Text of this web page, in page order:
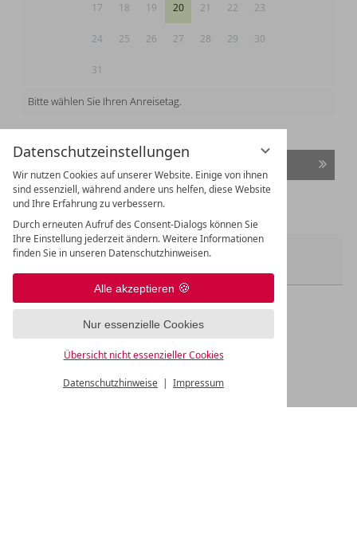
Datenschutzeinstellungen
Wir nutzen Cookies auf unserer Website. Einige von ihnen
sind essenziell, während andere uns helfen, diese Website
und Ihre Erfahrung zu verbessern.
Durch erneuten Aufruf des Consent-Dialogs können Sie
Ihre Einstellung jederzeit ändern. Weitere Informationen
finden Sie in unseren Datenschutzhinweisen.
Alle akzeptieren
Nur essenzielle Cookies
Übersicht nicht essenzieller Cookies
Datenschutzhinweise Impressum
17 18 19 20 21 22 23
24 25 26 27 28 29 30
31
Bitte wählen Sie Ihren Anreisetag.
Zimmer 1:
UNSERE INKLUSIVLEISTUNGEN